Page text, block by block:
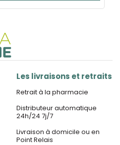
Les livraisons et retraits
Retrait à la pharmacie
Distributeur automatique
24h/24 7j/7
Livraison à domicile ou en
Point Relais